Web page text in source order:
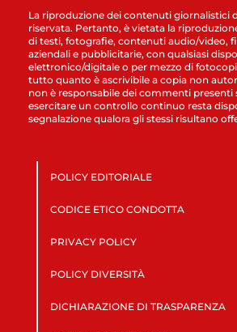
La riproduzione dei contenuti giornalistici
riservata. Pertanto, è vietata la
di testi, fotografie, contenuti audio/video,
aziendali e pubblicitarie, con qualsiasi
elettronico/digitale o per mezzo di
tutto quanto è ascrivibile a copia non
non è responsabile dei commenti presenti
esercitare un controllo continuo resta
segnalazione qualora gli stessi risultano
POLICY EDITORIALE
CODICE ETICO CONDOTTA
PRIVACY POLICY
POLICY DIVERSITÀ
DICHIARAZIONE DI TRASPARENZA